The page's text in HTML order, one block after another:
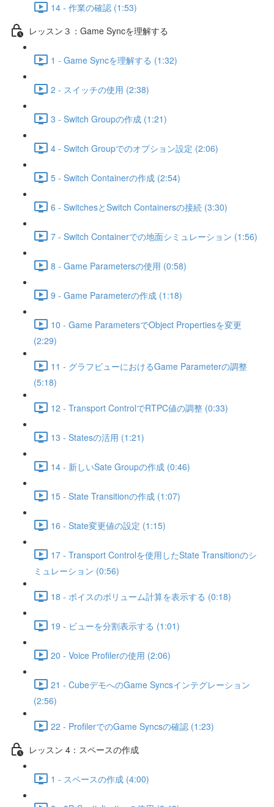
14 - 作業の確認 (1:53)
レッスン３：Game Syncを理解する
1 - Game Syncを理解する (1:32)
2 - スイッチの使用 (2:38)
3 - Switch Groupの作成 (1:21)
4 - Switch Groupでのオプション設定 (2:06)
5 - Switch Containerの作成 (2:54)
6 - SwitchesとSwitch Containersの接続 (3:30)
7 - Switch Containerでの地面シミュレーション (1:56)
8 - Game Parametersの使用 (0:58)
9 - Game Parameterの作成 (1:18)
10 - Game ParametersでObject Propertiesを変更
(2:29)
11 - グラフビューにおけるGame Parameterの調整
(5:18)
12 - Transport ControlでRTPC値の調整 (0:33)
13 - Statesの活用 (1:21)
14 - 新しいSate Groupの作成 (0:46)
15 - State Transitionの作成 (1:07)
16 - State変更値の設定 (1:15)
17 - Transport Controlを使用したState Transitionのシ
ミュレーション (0:56)
18 - ボイスのボリューム計算を表示する (0:18)
19 - ビューを分割表示する (1:01)
20 - Voice Profilerの使用 (2:06)
21 - CubeデモへのGame Syncsインテグレーション
(2:56)
22 - ProfilerでのGame Syncsの確認 (1:23)
レッスン 4：スペースの作成
1 - スペースの作成 (4:00)